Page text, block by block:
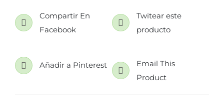
Compartir En
Facebook
Twitear este
producto
Añadir a Pinterest
Email This
Product